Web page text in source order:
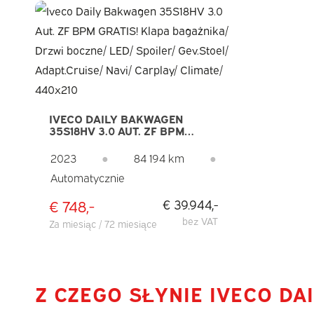
IVECO DAILY BAKWAGEN
35S18HV 3.0 AUT. ZF BPM
DRZWI BOCZNE/ LED/
SPOILER/ GEV.STOEL/
ADAPT.CRUISE/ NAVI/
2023 ● 84 194 km
●
Automatycznie
€ 748,-
Za miesiąc / 72 miesiące
€ 39.944,-
bez VAT
Z CZEGO SŁYNIE IVECO